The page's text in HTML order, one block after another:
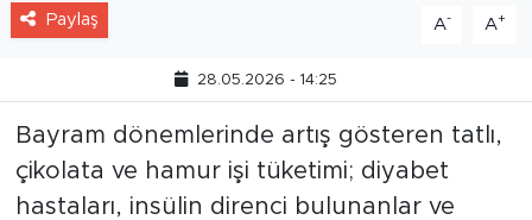
Paylaş A- A+
28.05.2026 - 14:25
Bayram dönemlerinde artış gösteren tatlı,
çikolata ve hamur işi tüketimi; diyabet
hastaları, insülin direnci bulunanlar ve